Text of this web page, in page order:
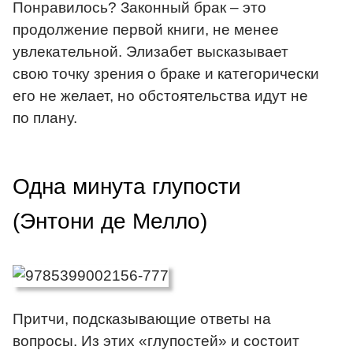
Понравилось? Законный брак – это
продолжение первой книги, не менее
увлекательной. Элизабет высказывает
свою точку зрения о браке и категорически
его не желает, но обстоятельства идут не
по плану.
Одна минута глупости
(Энтони де Мелло)
Притчи, подсказывающие ответы на
вопросы. Из этих «глупостей» и состоит